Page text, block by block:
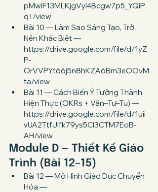
pMwiF13MLKjgVyl4Bcgw7p5_YQiP
qT/view
Bài 10 — Làm Sao Sáng Tạo, Trở
Nên Khác Biệt —
https://drive.google.com/file/d/1yZ
P-
OrVVPYt66j5n8hKZA6Bm3eOOvM
ta/view
Bài 11 — Cách Biến Ý Tưởng Thành
Hiện Thực (OKRs + Văn–Tư–Tu) —
https://drive.google.com/file/d/1uii
vUA2TtfJIfk79ys5CI3CTM7EoB-
AH/view
Module D — Thiết Kế Giáo
Trình (Bài 12–15)
Bài 12 — Mô Hình Giáo Dục Chuyển
Hóa —